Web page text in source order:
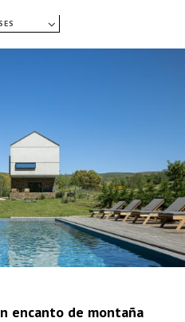
encanto de montaña